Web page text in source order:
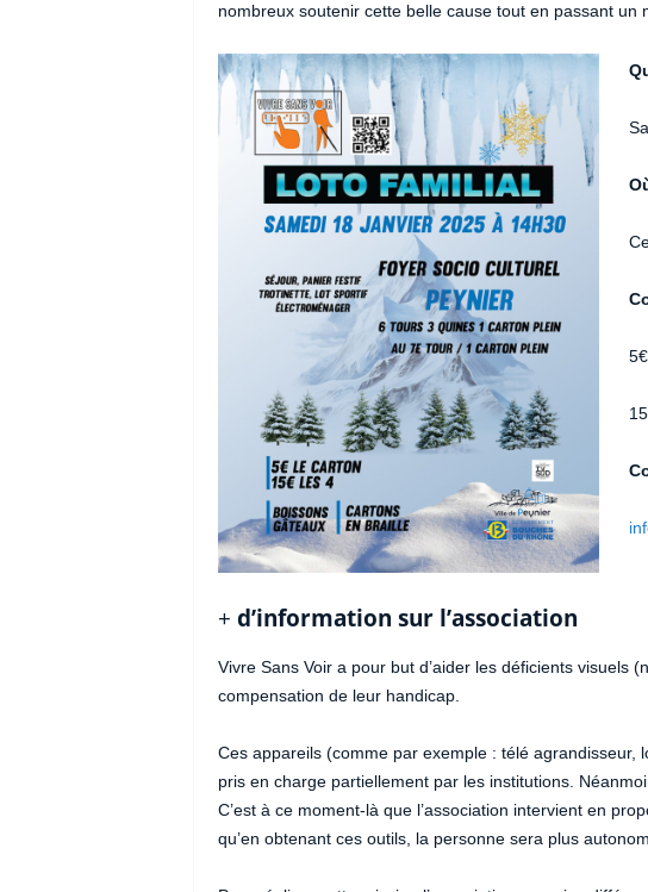
nombreux soutenir cette belle cause tout en passant un
+ d’information sur l’association
Vivre Sans Voir a pour but d’aider les déficients visuels
compensation de leur handicap.
Ces appareils (comme par exemple : télé
pris en charge partiellement par les institutions.
C’est à ce moment-là que l’association intervient en
qu’en obtenant ces outils, la personne sera plus